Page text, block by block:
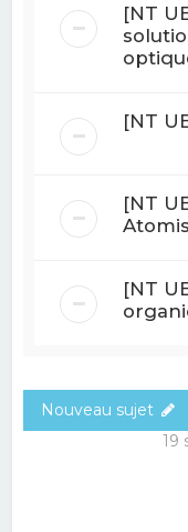
[NT
[NT
[NT
[NT
Nouveau sujet
19